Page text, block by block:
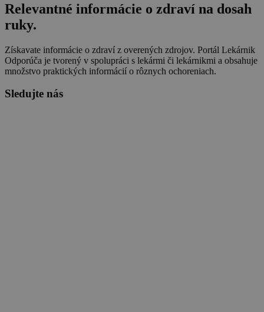
Relevantné informácie o zdraví na dosah
ruky.
Získavate informácie o zdraví z overených zdrojov. Portál Lekárnik
Odporúča je tvorený v spolupráci s lekármi či lekárnikmi a obsahuje
množstvo praktických informácií o rôznych ochoreniach.
Sledujte nás